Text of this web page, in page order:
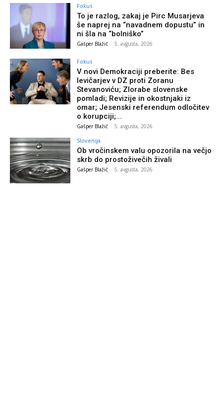
Fokus
To je razlog, zakaj je Pirc Musarjeva
še naprej na “navadnem dopustu” in
ni šla na “bolniško”
Gašper Blažič - 5. avgusta, 2026
Fokus
V novi Demokraciji preberite: Bes
levičarjev v DZ proti Zoranu
Stevanoviću; Zlorabe slovenske
pomladi; Revizije in okostnjaki iz
omar; Jesenski referendum odločitev
o korupciji;...
Gašper Blažič - 5. avgusta, 2026
Slovenija
Ob vročinskem valu opozorila na večjo
skrb do prostoživečih živali
Gašper Blažič - 5. avgusta, 2026